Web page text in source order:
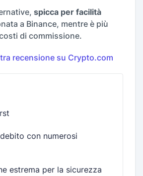
spicca per facilità
a Binance, mentre è più
di commissione.
recensione su Crypto.com
con numerosi
estrema per la sicurezza